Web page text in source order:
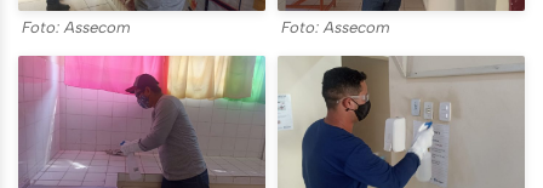
Foto: Assecom Foto: Assecom